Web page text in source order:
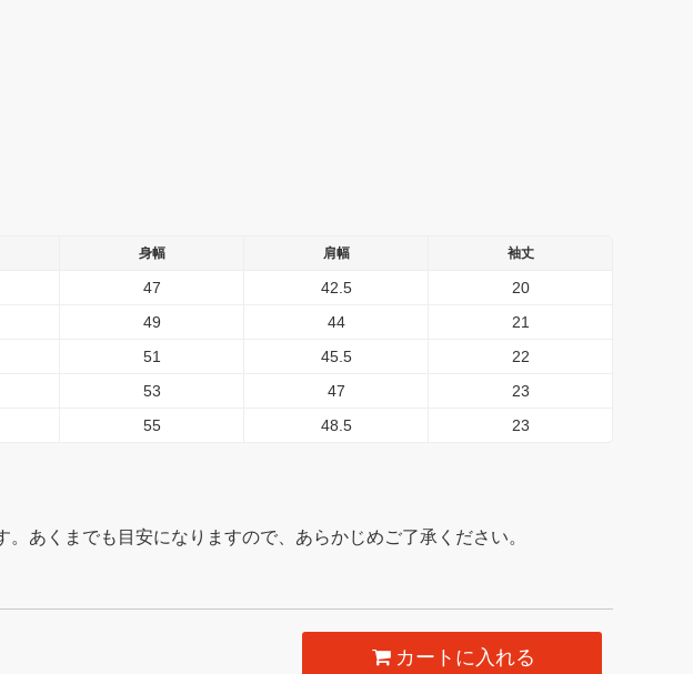
身幅 肩幅 袖丈
47 42.5 20
49 44 21
51 45.5 22
53 47 23
55 48.5 23
あくまでも目安になりますので、あらかじめご了承ください。
カートに入れる